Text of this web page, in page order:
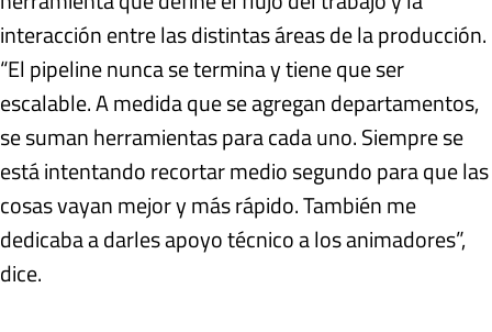
interacción entre las distintas áreas de la producción.
“El pipeline nunca se termina y tiene que ser
escalable. A medida que se agregan departamentos,
se suman herramientas para cada uno. Siempre se
está intentando recortar medio segundo para que las
cosas vayan mejor y más rápido. También me
dedicaba a darles apoyo técnico a los animadores”,
dice.